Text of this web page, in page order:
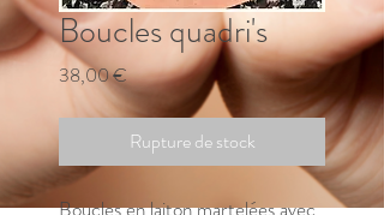
Boucles quadri's
38,00 €Prix
Rupture de stock